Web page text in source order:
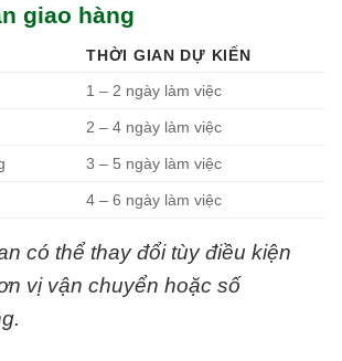
giao hàng
THỜI GIAN DỰ KIẾN
1 – 2 ngày làm việc
2 – 4 ngày làm việc
3 – 5 ngày làm việc
4 – 6 ngày làm việc
có thể thay đổi tùy điều kiện
vị vận chuyển hoặc số